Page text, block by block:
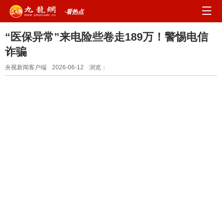
·看热点
“医保异常”来电险些卷走189万！警惕电信
诈骗
央视新闻客户端 2026-06-12 浏览：